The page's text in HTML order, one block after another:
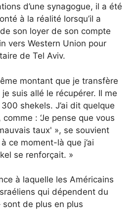
d’une synagogue, il a été
à la réalité lorsqu’il a
son loyer de son compte
vers Western Union pour
de Tel Aviv.
montant que je transfère
suis allé le récupérer. Il me
shekels. J’ai dit quelque
: ‘Je pense que vous
taux' », se souvient
à ce moment-là que j’ai
se renforçait. »
à laquelle les Américains
qui dépendent du
sont de plus en plus